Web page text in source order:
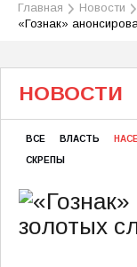
Главная Новости
«Гознак»
НОВОСТИ
ВСЕ ВЛАСТЬ
СКРЕПЫ